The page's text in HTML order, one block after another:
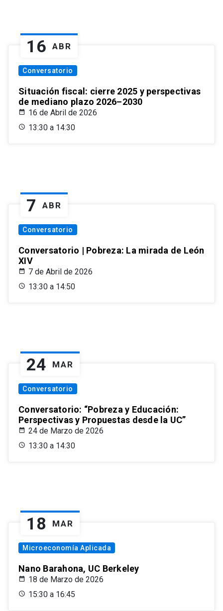
16 ABR
Conversatorio
Situación fiscal: cierre 2025 y perspectivas
de mediano plazo 2026–2030
16 de Abril de 2026
13:30 a 14:30
7 ABR
Conversatorio
Conversatorio | Pobreza: La mirada de León
XIV
7 de Abril de 2026
13:30 a 14:50
24 MAR
Conversatorio
Conversatorio: “Pobreza y Educación:
Perspectivas y Propuestas desde la UC”
24 de Marzo de 2026
13:30 a 14:30
18 MAR
Microeconomía Aplicada
Nano Barahona, UC Berkeley
18 de Marzo de 2026
15:30 a 16:45